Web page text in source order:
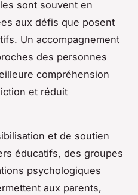
sont souvent en
aux défis que posent
Un accompagnement
des personnes
compréhension
et réduit
et de soutien
éducatifs, des groupes
psychologiques
aux parents,